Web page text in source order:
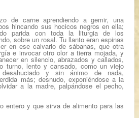
de carne aprendiendo a gemir, una
hincando sus hocicos negros en ella;
parida con toda la liturgia de los
sobre un rosal. Tu llanto eran espinas
en ese calvario de sábanas, que otra
e invocar otro olor a tierra mojada, y
en silencio, abrazados y callados,
turno, lento y cansado, como un viejo
desahuciado y sin ánimo de nada,
más; desnudo, exponiéndose a la
a la madre, palpándose el pecho,
entero y que sirva de alimento para las